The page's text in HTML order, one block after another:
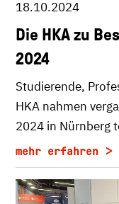
18.10.2024
Die HKA zu
2024
Studierende,
HKA nahmen
2024 in Nürnberg
mehr erfahren